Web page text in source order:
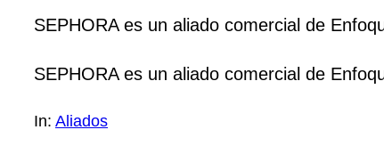
SEPHORA es un aliado comercial de
SEPHORA es un aliado comercial de
In: Aliados